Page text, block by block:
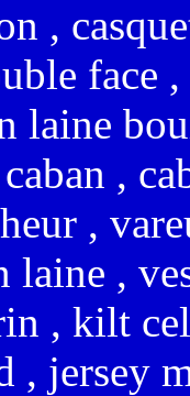
,
face
laine
,
,
laine ,
, kilt
, jersey